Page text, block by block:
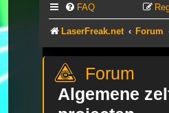
FAQ
LaserFreak.net Forum
Algemene